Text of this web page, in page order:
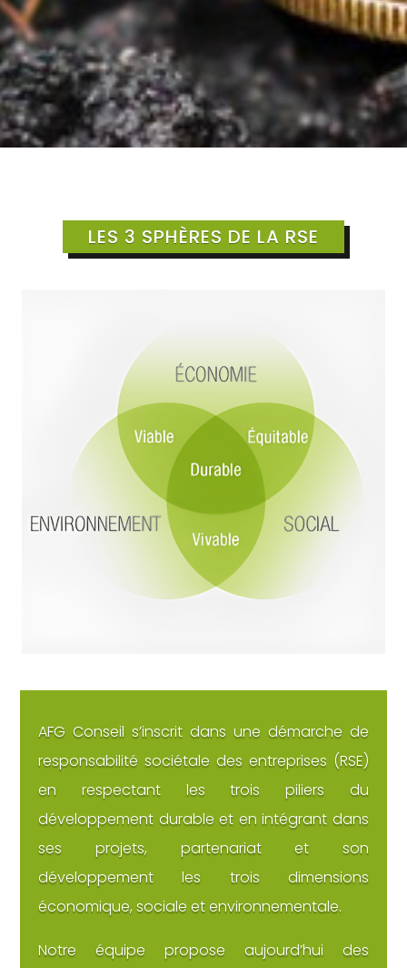
LES 3 SPHÈRES DE LA RSE
AFG Conseil s’inscrit dans une démarche de
responsabilité sociétale des entreprises (RSE)
en respectant les trois piliers du
développement durable et en intégrant dans
ses projets, partenariat et son
développement les trois dimensions
économique, sociale et environnementale.
Notre équipe propose aujourd’hui des